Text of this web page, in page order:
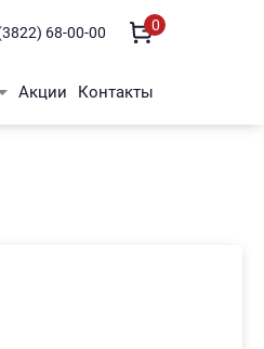
68-00-00 0
Акции Контакты